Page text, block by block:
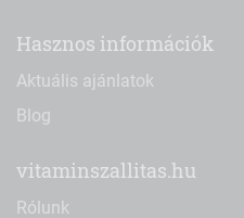
Hasznos információk
Aktuális ajánlatok
Blog
vitaminszallitas.hu
Rólunk